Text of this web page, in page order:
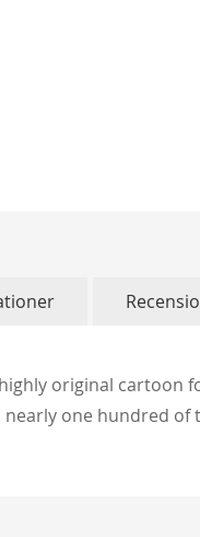
original
one hundred of